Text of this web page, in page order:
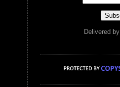
Delivered by